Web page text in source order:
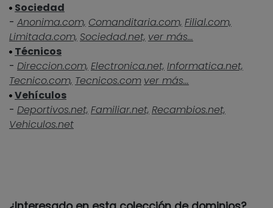
Sociedad
- Anonima.com, Comanditaria.com, Filial.com,
Limitada.com, Sociedad.net, ver más...
Técnicos
- Direccion.com, Electronica.net, Informatica.net,
Tecnico.com, Tecnicos.com ver más...
Vehículos
- Deportivos.net, Familiar.net, Recambios.net,
Vehiculos.net